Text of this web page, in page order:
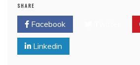
SHARE
Facebook
Linkedin